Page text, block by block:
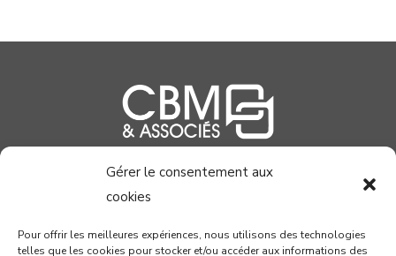
Gérer le consentement aux
cookies
Pour offrir les meilleures expériences, nous utilisons des technologies
telles que les cookies pour stocker et/ou accéder aux informations des
04 99 58 37 40